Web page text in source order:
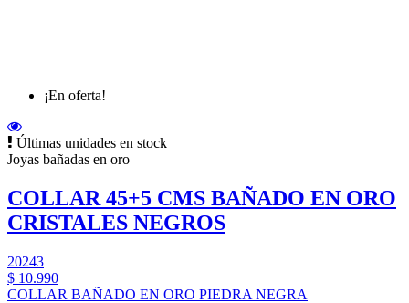
¡En oferta!
Últimas unidades en stock
Joyas bañadas en oro
COLLAR 45+5 CMS BAÑADO EN ORO
CRISTALES NEGROS
20243
$ 10.990
COLLAR BAÑADO EN ORO PIEDRA NEGRA